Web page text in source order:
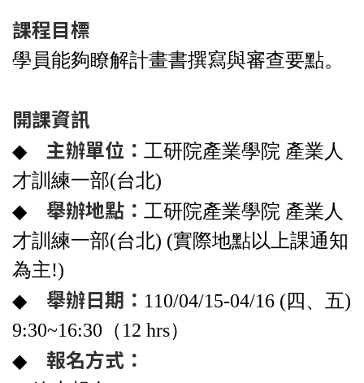
課程目標
學員能夠瞭解計畫書撰寫與審查要點。
開課資訊
◆ 主辦單位： 工研院產業學院 產業人
才訓練一部(台北)
◆ 舉辦地點： 工研院產業學院 產業人
才訓練一部(台北) (實際地點以上課通知
為主!)
◆ 舉辦日期： 110/04/15-04/16 (四、五)
9:30~16:30（12 hrs）
◆ 報名方式：